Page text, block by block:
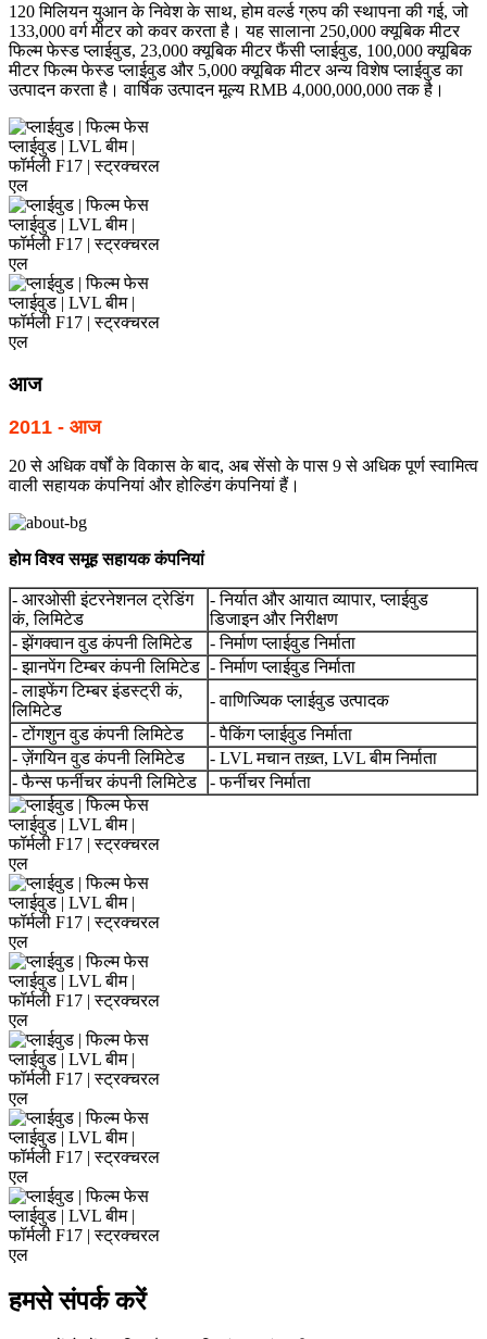
120 मिलियन युआन के निवेश के साथ, होम वर्ल्ड ग्रुप की स्थापना की गई, जो
133,000 वर्ग मीटर को कवर करता है। यह सालाना 250,000 क्यूबिक मीटर
फिल्म फेस्ड प्लाईवुड, 23,000 क्यूबिक मीटर फैंसी प्लाईवुड, 100,000 क्यूबिक
मीटर फिल्म फेस्ड प्लाईवुड और 5,000 क्यूबिक मीटर अन्य विशेष प्लाईवुड का
उत्पादन करता है। वार्षिक उत्पादन मूल्य RMB 4,000,000,000 तक है।
आज
2011 - आज
20 से अधिक वर्षों के विकास के बाद, अब सेंसो के पास 9 से अधिक पूर्ण स्वामित्व
वाली सहायक कंपनियां और होल्डिंग कंपनियां हैं।
होम विश्व समूह सहायक कंपनियां
- आरओसी इंटरनेशनल ट्रेडिंग
कं, लिमिटेड
- निर्यात और आयात व्यापार, प्लाईवुड
डिजाइन और निरीक्षण
- झेंगक्वान वुड कंपनी लिमिटेड
- निर्माण प्लाईवुड निर्माता
- झानपेंग टिम्बर कंपनी लिमिटेड - निर्माण प्लाईवुड निर्माता
- लाइफेंग टिम्बर इंडस्ट्री कं,
लिमिटेड
- वाणिज्यिक प्लाईवुड उत्पादक
- टोंगशुन वुड कंपनी लिमिटेड
- पैकिंग प्लाईवुड निर्माता
- ज़ेंगयिन वुड कंपनी लिमिटेड
- LVL मचान तख़्त, LVL बीम निर्माता
- फैन्स फर्नीचर कंपनी लिमिटेड
- फर्नीचर निर्माता
हमसे संपर्क करें